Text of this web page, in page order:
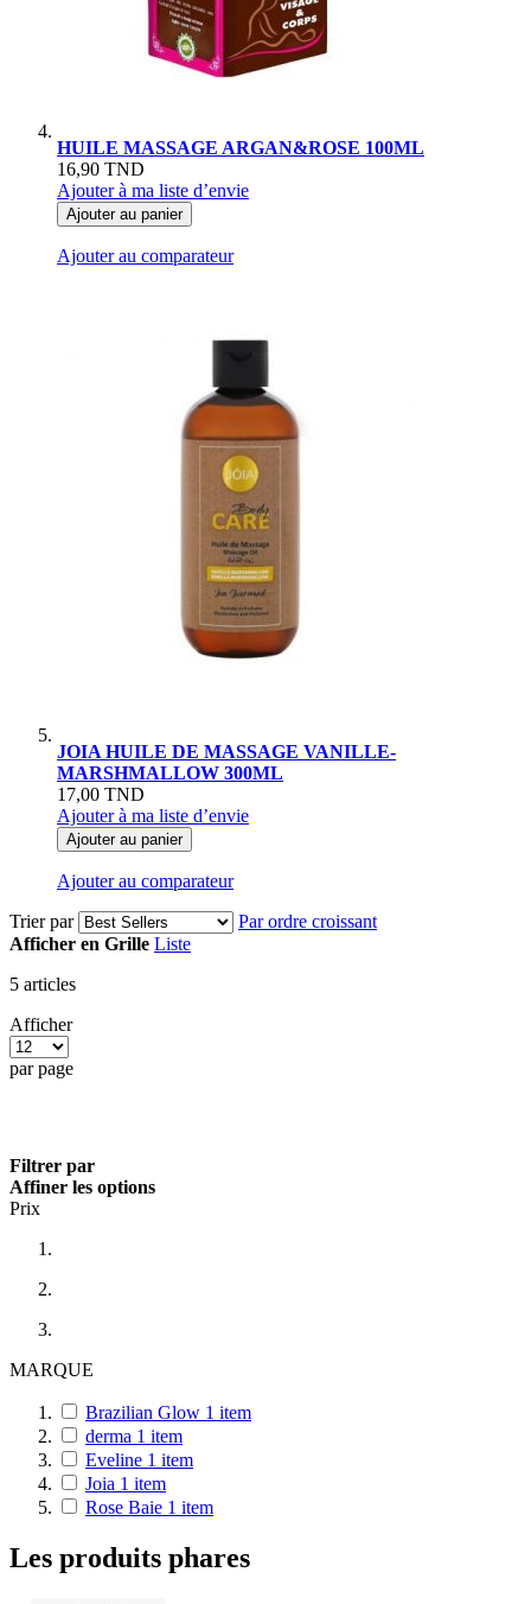
HUILE MASSAGE ARGAN&ROSE 100ML
16,90 TND
Ajouter à ma liste d’envie
Ajouter au panier
Ajouter au comparateur
JOIA HUILE DE MASSAGE VANILLE-
MARSHMALLOW 300ML
17,00 TND
Ajouter à ma liste d’envie
Ajouter au panier
Ajouter au comparateur
Trier par
Par ordre croissant
Afficher en Grille Liste
5 articles
Afficher
par page
Filtrer par
Affiner les options
Prix
MARQUE
Brazilian Glow 1 item
derma 1 item
Eveline 1 item
Joia 1 item
Rose Baie 1 item
Les produits phares